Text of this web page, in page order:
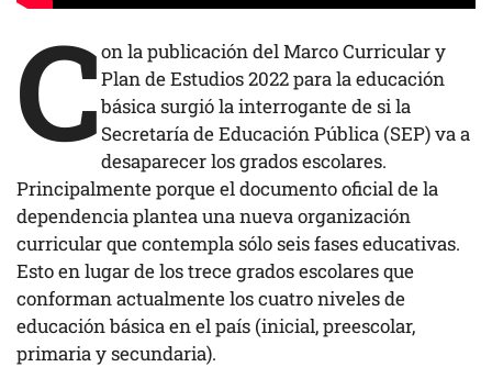
Con la publicación del Marco Curricular y
Plan de Estudios 2022 para la educación
básica surgió la interrogante de si la
Secretaría de Educación Pública (SEP) va a
desaparecer los grados escolares.
Principalmente porque el documento oficial de la
dependencia plantea una nueva organización
curricular que contempla sólo seis fases educativas.
Esto en lugar de los trece grados escolares que
conforman actualmente los cuatro niveles de
educación básica en el país (inicial, preescolar,
primaria y secundaria).